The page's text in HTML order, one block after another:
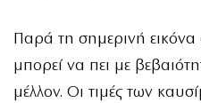
Παρά τη σημερινή εικόνα
μπορεί να πει με
μέλλον. Οι τιμές των